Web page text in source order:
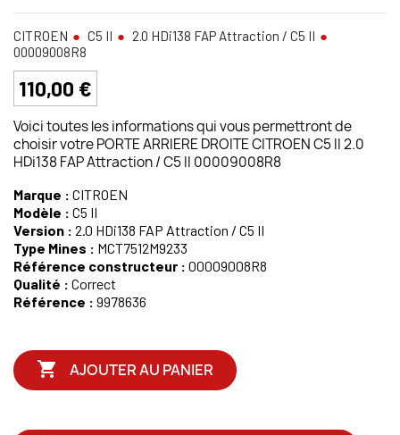
CITROEN C5 II
2.0 HDi138 FAP Attraction / C5 II
00009008R8
110,00 €
Voici toutes les informations qui vous permettront de
choisir votre PORTE ARRIERE DROITE CITROEN C5 II 2.0
HDi138 FAP Attraction / C5 II 00009008R8
Marque : CITROEN
Modèle : C5 II
Version : 2.0 HDi138 FAP Attraction / C5 II
Type Mines : MCT7512M9233
Référence constructeur : 00009008R8
Qualité : Correct
Référence : 9978636
 AJOUTER AU PANIER